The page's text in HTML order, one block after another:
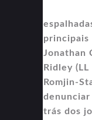
principais
Jonathan
Ridley
Romjin-
trás dos